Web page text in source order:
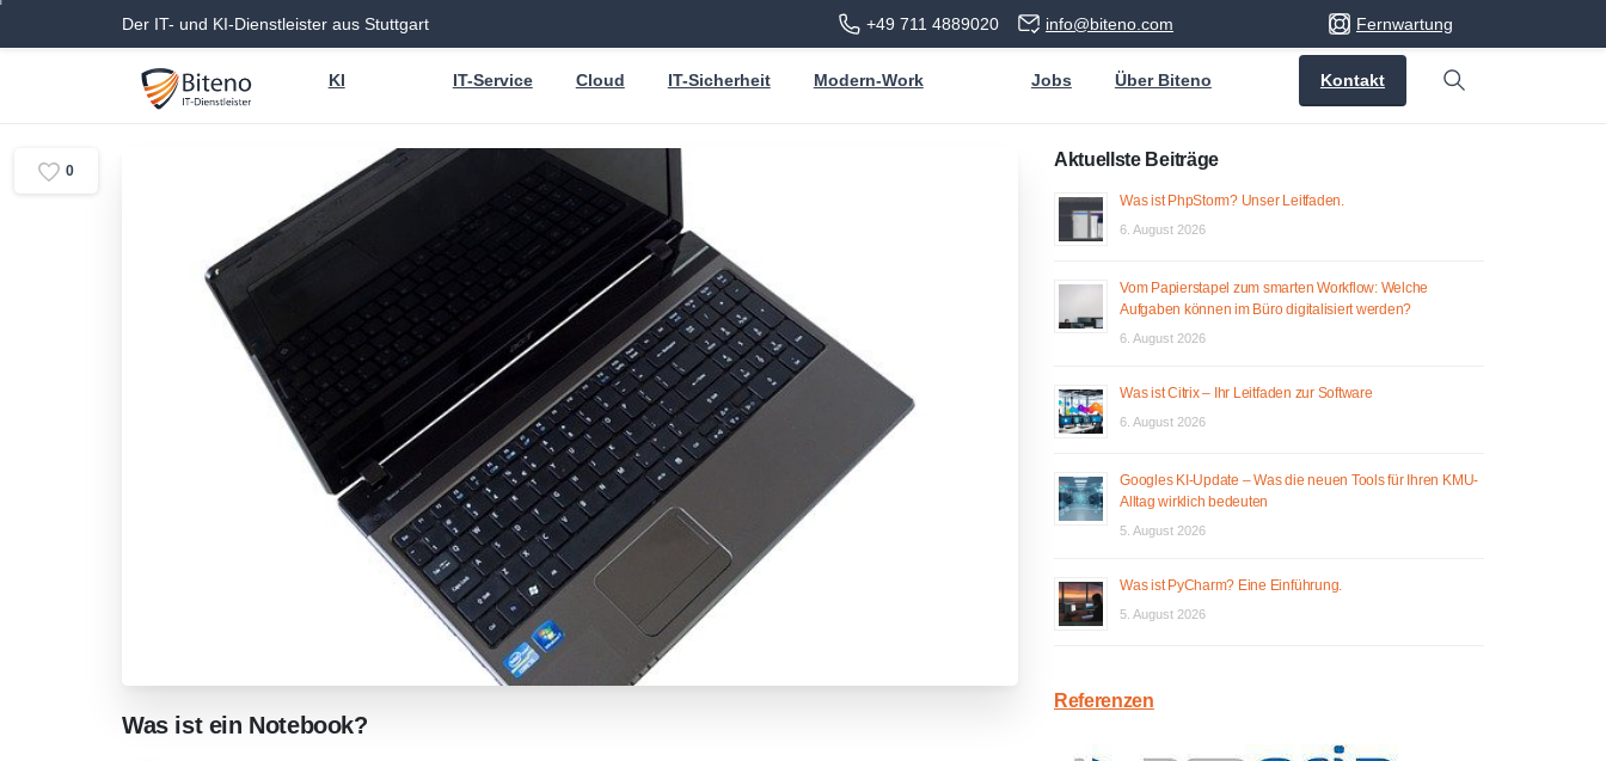
Der IT- und KI-Dienstleister aus Stuttgart +49 711 4889020 info@biteno.com Fernwartung
KI IT-Service Cloud IT-Sicherheit Modern-Work Jobs Über Biteno Kontakt
Search
Was ist ein Notebook?
0
Aktuellste Beiträge
Was ist PhpStorm? Unser Leitfaden.
6. August 2026
Vom Papierstapel zum smarten Workflow: Welche
Aufgaben können im Büro digitalisiert werden?
6. August 2026
Was ist Citrix – Ihr Leitfaden zur Software
6. August 2026
Googles KI-Update – Was die neuen Tools für Ihren KMU-
Alltag wirklich bedeuten
5. August 2026
Was ist PyCharm? Eine Einführung.
5. August 2026
Referenzen